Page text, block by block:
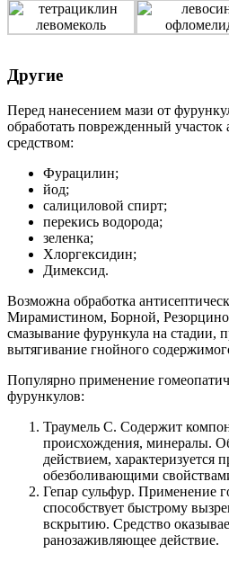
Другие
Перед нанесением мази от
обработать поврежденный участок
средством:
Фурацилин;
йод;
салициловой спирт;
перекись водорода;
зеленка;
Хлоргексидин;
Димексид.
Возможна обработка
Мирамистином, Борной,
смазывание фурункула на стадии,
вытягивание гнойного
Популярно применение
фурункулов:
Траумель С. Содержит
происхождения, минералы.
действием, характеризуется
обезболивающими
Гепар сульфур. Применение
способствует быстрому
вскрытию. Средство
ранозаживляющее действие.